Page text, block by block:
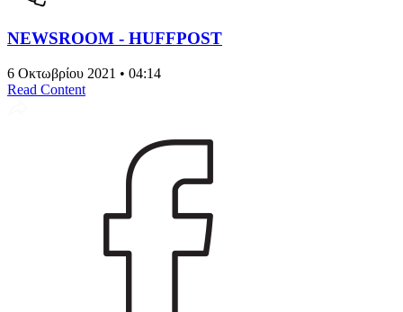
NEWSROOM - HUFFPOST
6 Οκτωβρίου 2021 • 04:14
Read Content